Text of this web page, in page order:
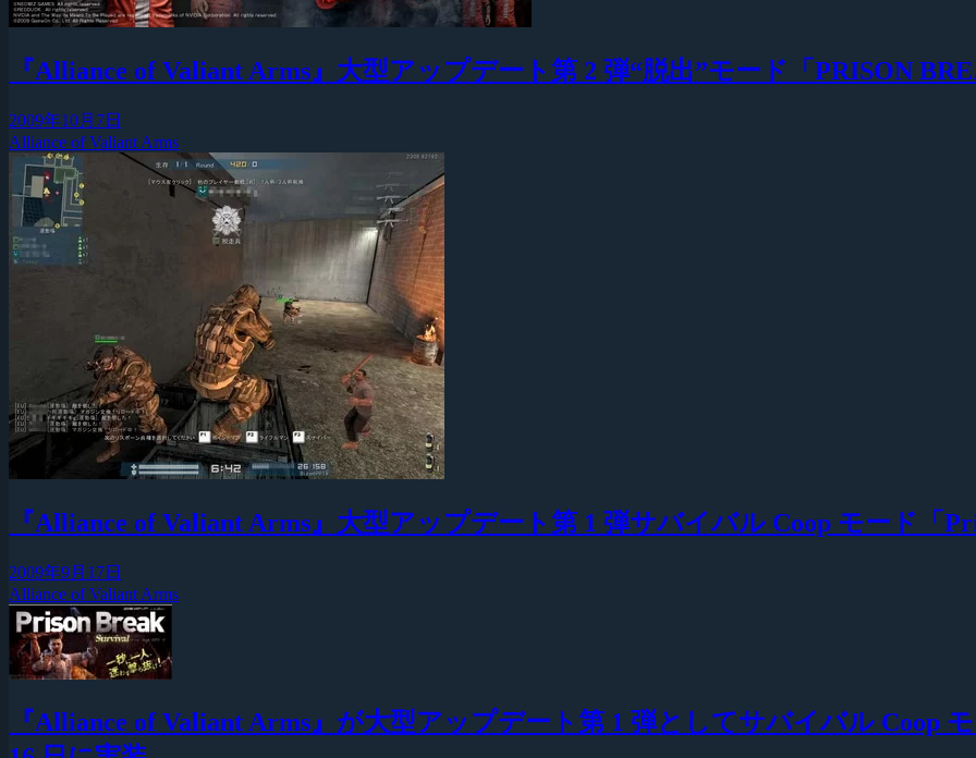
『Alliance of Valiant Arms』大型アップデート第 2 弾“脱出”モード「PRISON
2009年10月7日
Alliance of Valiant Arms
『Alliance of Valiant Arms』大型アップデート第 1 弾サバイバル Coop モード「
2009年9月17日
Alliance of Valiant Arms
『Alliance of Valiant Arms』が大型アップデート第 1 弾としてサバイバル Coop